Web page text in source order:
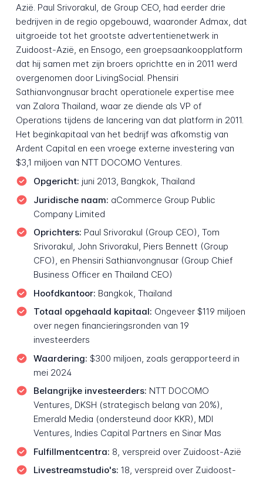
Azië. Paul Srivorakul, de Group CEO, had eerder drie
bedrijven in de regio opgebouwd, waaronder Admax, dat
uitgroeide tot het grootste advertentienetwerk in
Zuidoost-Azië, en Ensogo, een groepsaankoopplatform
dat hij samen met zijn broers oprichtte en in 2011 werd
overgenomen door LivingSocial. Phensiri
Sathianvongnusar bracht operationele expertise mee
van Zalora Thailand, waar ze diende als VP of
Operations tijdens de lancering van dat platform in 2011.
Het beginkapitaal van het bedrijf was afkomstig van
Ardent Capital en een vroege externe investering van
$3,1 miljoen van NTT DOCOMO Ventures.
Opgericht: juni 2013, Bangkok, Thailand
Juridische naam: aCommerce Group Public
Company Limited
Oprichters: Paul Srivorakul (Group CEO), Tom
Srivorakul, John Srivorakul, Piers Bennett (Group
CFO), en Phensiri Sathianvongnusar (Group Chief
Business Officer en Thailand CEO)
Hoofdkantoor: Bangkok, Thailand
Totaal opgehaald kapitaal: Ongeveer $119 miljoen
over negen financieringsronden van 19
investeerders
Waardering: $300 miljoen, zoals gerapporteerd in
mei 2024
Belangrijke investeerders: NTT DOCOMO
Ventures, DKSH (strategisch belang van 20%),
Emerald Media (ondersteund door KKR), MDI
Ventures, Indies Capital Partners en Sinar Mas
Fulfillmentcentra: 8, verspreid over Zuidoost-Azië
Livestreamstudio's: 18, verspreid over Zuidoost-